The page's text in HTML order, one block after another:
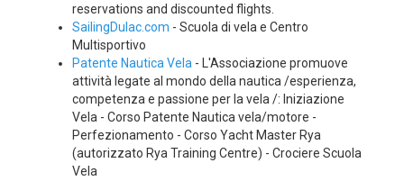
reservations and discounted flights.
SailingDulac.com - Scuola di vela e Centro
Multisportivo
Patente Nautica Vela - L'Associazione promuove
attività legate al mondo della nautica /esperienza,
competenza e passione per la vela /: Iniziazione
Vela - Corso Patente Nautica vela/motore -
Perfezionamento - Corso Yacht Master Rya
(autorizzato Rya Training Centre) - Crociere Scuola
Vela